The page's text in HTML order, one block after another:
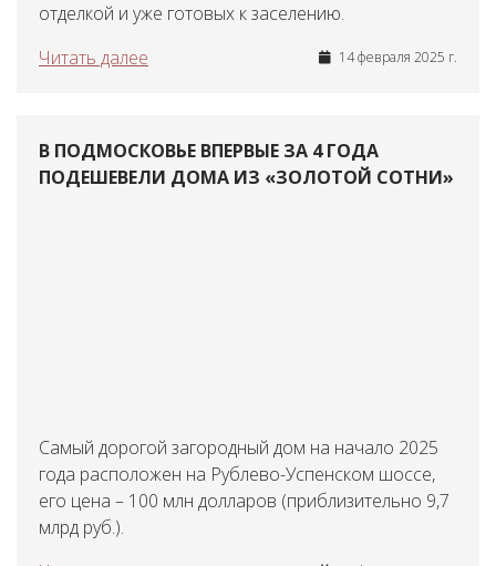
отделкой и уже готовых к заселению.
Читать далее
14 февраля 2025 г.
В ПОДМОСКОВЬЕ ВПЕРВЫЕ ЗА 4 ГОДА
ПОДЕШЕВЕЛИ ДОМА ИЗ «ЗОЛОТОЙ СОТНИ»
Самый дорогой загородный дом на начало 2025
года расположен на Рублево-Успенском шоссе,
его цена – 100 млн долларов (приблизительно 9,7
млрд руб.).